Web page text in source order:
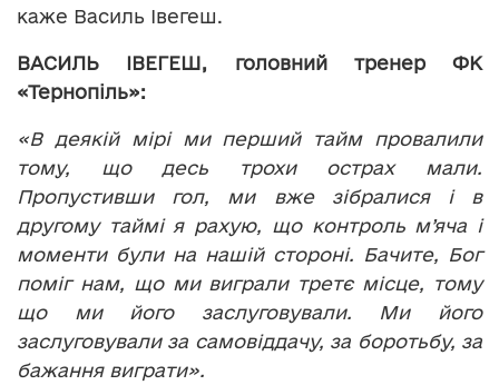
каже Василь Івегеш.
ВАСИЛЬ ІВЕГЕШ, головний тренер ФК
«Тернопіль»:
«В деякій мірі ми перший тайм провалили
тому, що десь трохи острах мали.
Пропустивши гол, ми вже зібралися і в
другому таймі я рахую, що контроль м’яча і
моменти були на нашій стороні. Бачите, Бог
поміг нам, що ми виграли третє місце, тому
що ми його заслуговували. Ми його
заслуговували за самовіддачу, за боротьбу, за
бажання виграти».